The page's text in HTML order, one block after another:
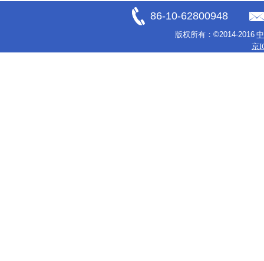
86-10-62800948
版权所有：©2014-2016
京